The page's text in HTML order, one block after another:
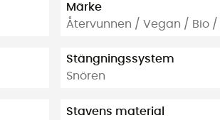
Märke
Återvunnen / Vegan / Bio /
Stängningssystem
Snören
Stavens material